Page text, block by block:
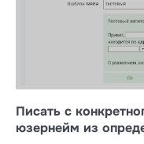
Писать с
юзернейм из